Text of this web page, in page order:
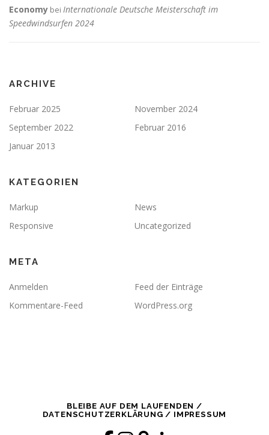
Economy bei Internationale Deutsche Meisterschaft im
Speedwindsurfen 2024
ARCHIVE
Februar 2025
November 2024
September 2022
Februar 2016
Januar 2013
KATEGORIEN
Markup
News
Responsive
Uncategorized
META
Anmelden
Feed der Einträge
Kommentare-Feed
WordPress.org
BLEIBE AUF DEM LAUFENDEN /
DATENSCHUTZERKLÄRUNG / IMPRESSUM